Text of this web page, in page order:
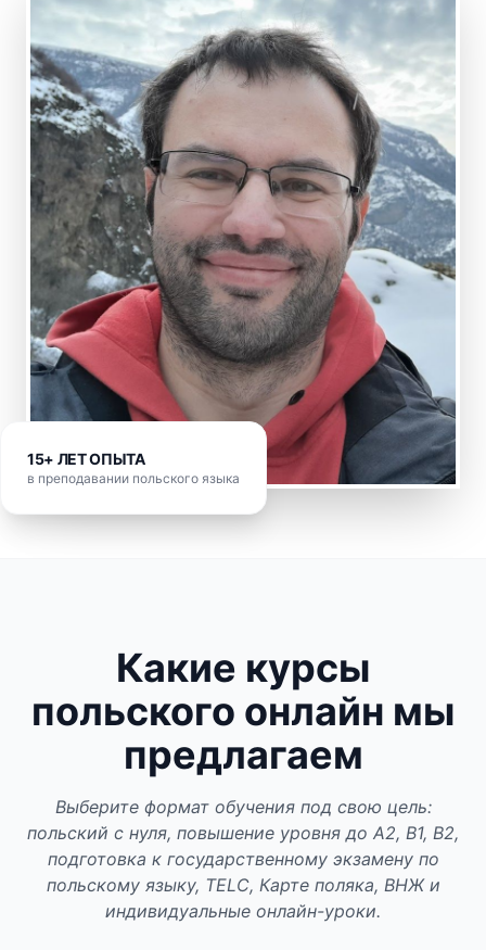
15+ ЛЕТ ОПЫТА
в преподавании польского языка
Какие курсы
польского онлайн мы
предлагаем
Выберите формат обучения под свою цель:
польский с нуля, повышение уровня до A2, B1, B2,
подготовка к государственному экзамену по
польскому языку, TELC, Карте поляка, ВНЖ и
индивидуальные онлайн-уроки.